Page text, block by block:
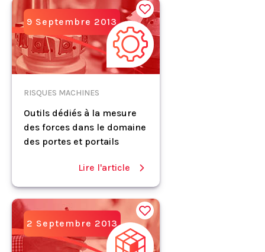
9 Septembre 2013
RISQUES MACHINES
Outils dédiés à la mesure
des forces dans le domaine
des portes et portails
Lire l'article
2 Septembre 2013